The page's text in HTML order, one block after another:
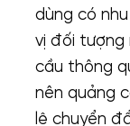
dùng có
vị đối tượng
cầu thông
nên quảng
lệ chuyển